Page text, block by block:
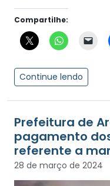
Compartilhe:
Continue lendo
Prefeitura de
pagamento
referente a
28 de março de 2024